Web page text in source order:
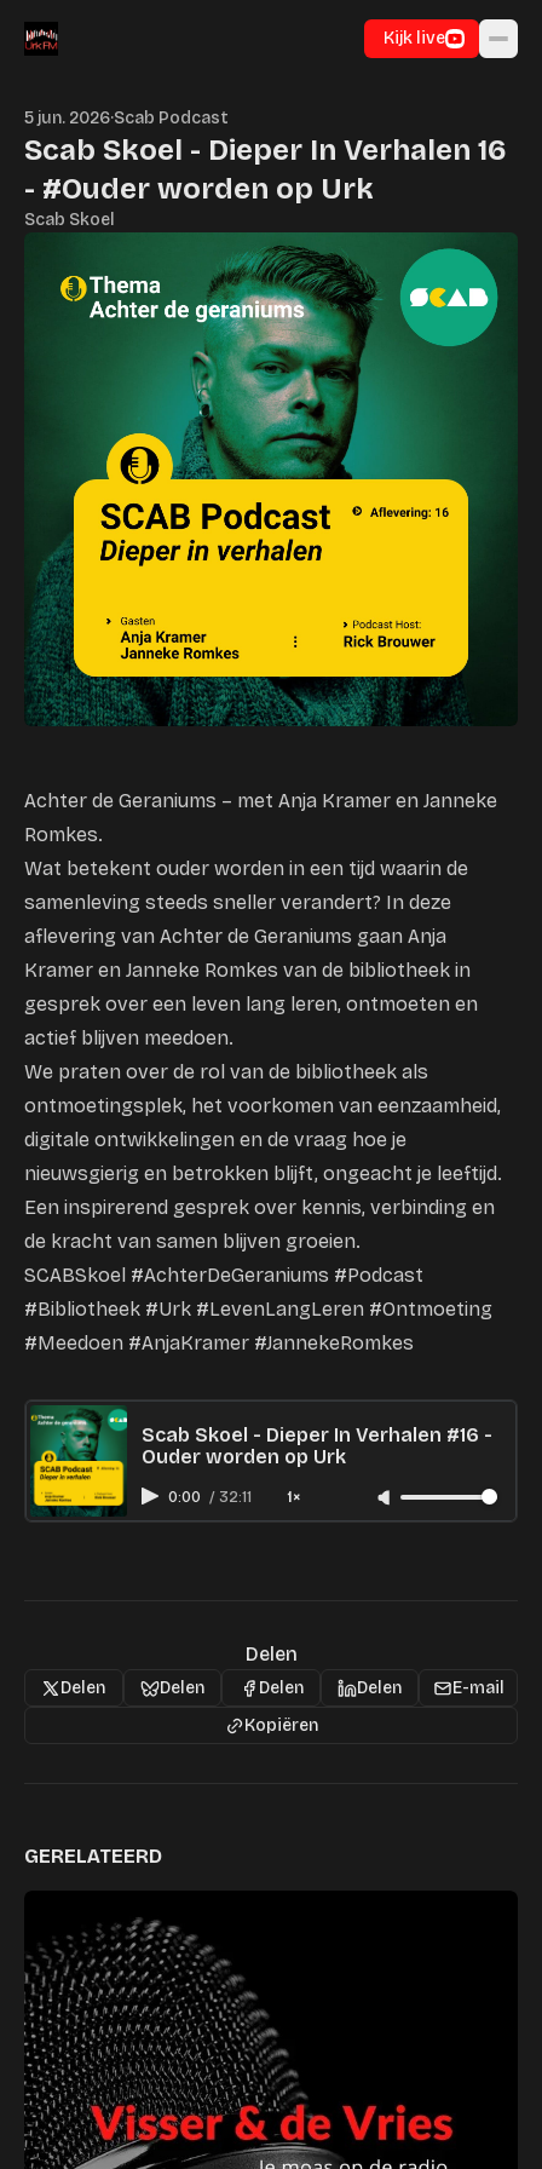
Kijk live
5 jun. 2026·Scab Podcast
Scab Skoel - Dieper In Verhalen 16
- #Ouder worden op Urk
Scab Skoel
Achter de Geraniums – met Anja Kramer en Janneke
Romkes.
Wat betekent ouder worden in een tijd waarin de
samenleving steeds sneller verandert? In deze
aflevering van Achter de Geraniums gaan Anja
Kramer en Janneke Romkes van de bibliotheek in
gesprek over een leven lang leren, ontmoeten en
actief blijven meedoen.
We praten over de rol van de bibliotheek als
ontmoetingsplek, het voorkomen van eenzaamheid,
digitale ontwikkelingen en de vraag hoe je
nieuwsgierig en betrokken blijft, ongeacht je leeftijd.
Een inspirerend gesprek over kennis, verbinding en
de kracht van samen blijven groeien.
SCABSkoel #AchterDeGeraniums #Podcast
#Bibliotheek #Urk #LevenLangLeren #Ontmoeting
#Meedoen #AnjaKramer #JannekeRomkes
Scab Skoel - Dieper In Verhalen #16 -
Ouder worden op Urk
0:00 / 32:11 1×
Delen
Delen Delen Delen Delen
E-mail
Kopiëren
GERELATEERD